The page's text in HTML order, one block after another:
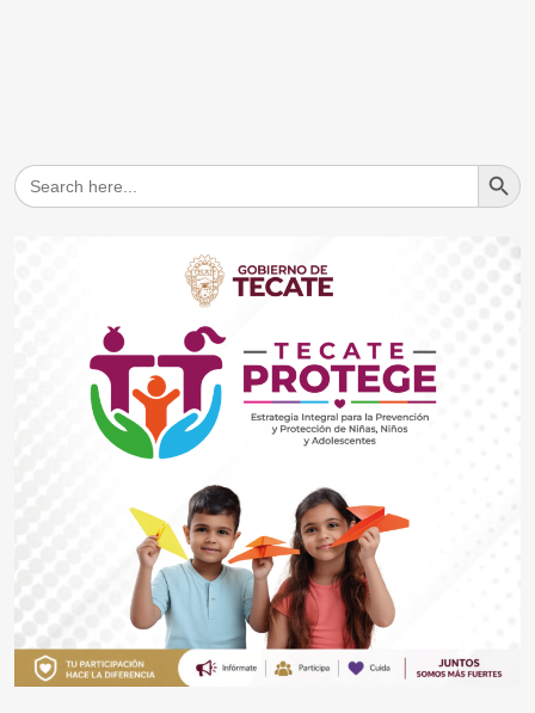
Search
for:
Search